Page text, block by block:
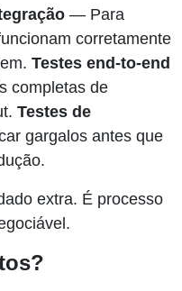
— Para
corretamente
Testes end-to-end
completas de
Testes de
gargalos antes que
extra. É processo